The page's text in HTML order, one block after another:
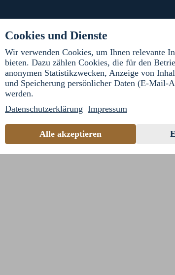
Cookies und Dienste
Wir verwenden Cookies, um Ihnen relevante
bieten. Dazu zählen Cookies, die für den
anonymen Statistikzwecken, Anzeige von
und Speicherung persönlicher Daten (E-Mail-
werden.
Datenschutzerklärung Impressum
Alle akzeptieren